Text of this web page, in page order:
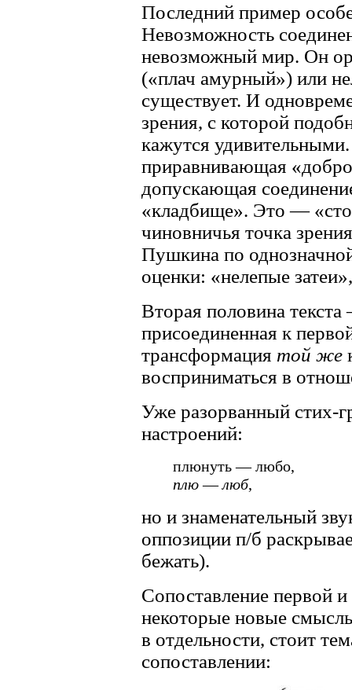
Последний пример
Невозможность
невозможный мир. Он
(«плач амурный») или
существует. И
зрения, с которой
кажутся
приравнивающая
допускающая
«кладбище». Это —
чиновничья точка
Пушкина по
оценки: «нелепые
Вторая половина
присоединенная к
трансформация той же
восприниматься в
Уже разорванный стих-
настроений:
плюнуть — любо,
плю—люб,
но и знаменательный
оппозиции п/б
бежать).
Сопоставление первой
некоторые новые
в отдельности, стоит
сопоставлении: